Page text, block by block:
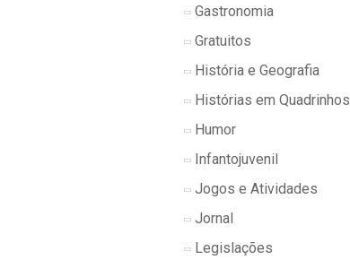
Gastronomia
Gratuitos
História e Geografia
Histórias em Quadrinhos
Humor
Infantojuvenil
Jogos e Atividades
Jornal
Legislações